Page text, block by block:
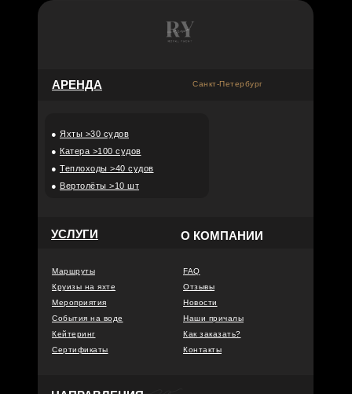
FAQ
Отзывы
Новости
Наши причалы
Как заказать?
Контакты
Маршруты
Круизы на яхте
Мероприятия
События на воде
Кейтеринг
Сертификаты
АРЕНДА
О КОМПАНИИ
● Яхты >30 судов
● Катера >100 судов
● Теплоходы >40 судов
● Вертолёты >10 шт
Санкт-Петербург
УСЛУГИ